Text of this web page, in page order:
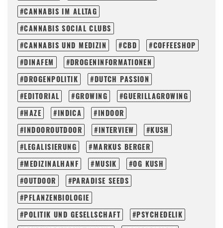
CANNABIS IM ALLTAG
CANNABIS SOCIAL CLUBS
CANNABIS UND MEDIZIN
CBD
COFFEESHOP
DINAFEM
DROGENINFORMATIONEN
DROGENPOLITIK
DUTCH PASSION
EDITORIAL
GROWING
GUERILLAGROWING
HAZE
INDICA
INDOOR
INDOOROUTDOOR
INTERVIEW
KUSH
LEGALISIERUNG
MARKUS BERGER
MEDIZINALHANF
MUSIK
OG KUSH
OUTDOOR
PARADISE SEEDS
PFLANZENBIOLOGIE
POLITIK UND GESELLSCHAFT
PSYCHEDELIK